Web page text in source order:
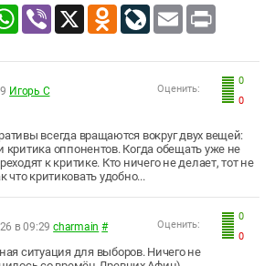
WhatsApp
Viber X Odnoklassniki
LiveJournal
Email Print
0
0
Оценить:
Игорь С
всегда вращаются вокруг двух вещей:
оппонентов. Когда обещать уже не
к критике. Кто ничего не делает, тот не
что критиковать удобно...
0
0
Оценить:
в 09:29 charmain #
ситуация для выборов. Ничего не